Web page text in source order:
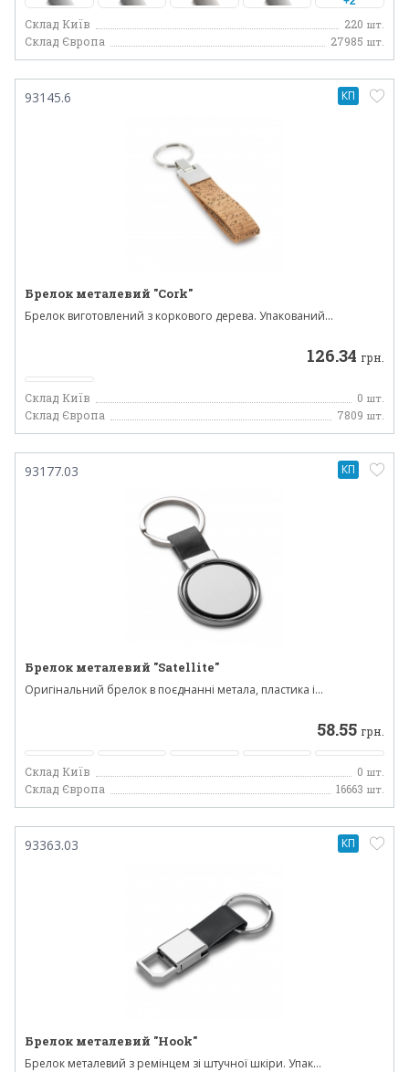
Склад Київ 220 шт.
Склад Європа 27985 шт.
93145.6
Брелок металевий "Cork"
Брелок виготовлений з коркового дерева. Упакований...
126.34 грн.
Склад Київ 0 шт.
Склад Європа 7809 шт.
КП
93177.03
Брелок металевий "Satellite"
Оригінальний брелок в поєднанні метала, пластика і...
58.55 грн.
Склад Київ 0 шт.
Склад Європа 16663 шт.
КП
93363.03
Брелок металевий "Hook"
Брелок металевий з ремінцем зі штучної шкіри. Упак...
КП